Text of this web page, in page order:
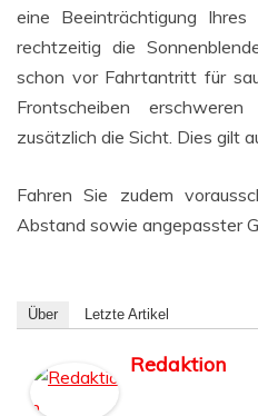
eine Beein­träch­ti­gung
recht­zei­tig die
schon vor Fahrt­an­tritt für
Front­schei­ben
zusätz­lich die Sicht. Dies gilt
Fah­ren Sie zudem
Abstand sowie ange­pass­ter
Über Letz­te Artikel
Redaktion